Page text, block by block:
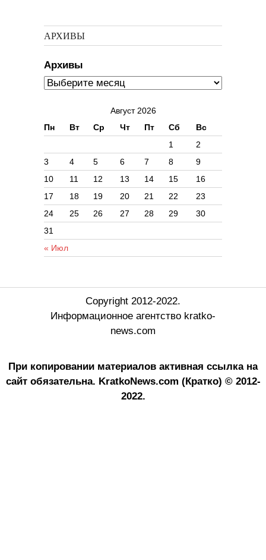
АРХИВЫ
Архивы
Август 2026
Пн
Вт Ср Чт Пт Сб Вс
« Июл
1
2
3
4 5 6 7 8
9
10
11 12 13 14 15
16
17
18 19 20 21 22
23
24
25 26 27 28 29
30
31
Copyright 2012-2022.
Информационное агентство kratko-
news.com
При копировании материалов активная ссылка на
сайт обязательна. KratkoNews.com (Кратко) © 2012-
2022.